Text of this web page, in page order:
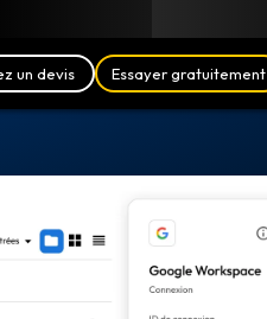
un devis Essayer gratuitement